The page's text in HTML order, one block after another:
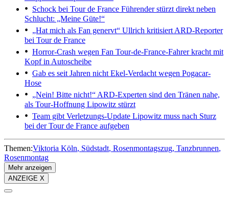
Schock bei Tour de France Führender stürzt direkt neben
Schlucht: „Meine Güte!“
„Hat mich als Fan genervt“ Ullrich kritisiert ARD-Reporter
bei Tour de France
Horror-Crash wegen Fan Tour-de-France-Fahrer kracht mit
Kopf in Autoscheibe
Gab es seit Jahren nicht Ekel-Verdacht wegen Pogacar-
Hose
„Nein! Bitte nicht!“ ARD-Experten sind den Tränen nahe,
als Tour-Hoffnung Lipowitz stürzt
Team gibt Verletzungs-Update Lipowitz muss nach Sturz
bei der Tour de France aufgeben
Themen:Viktoria Köln Südstadt Rosenmontagszug Tanzbrunnen
Rosenmontag
Mehr anzeigen
ANZEIGE X